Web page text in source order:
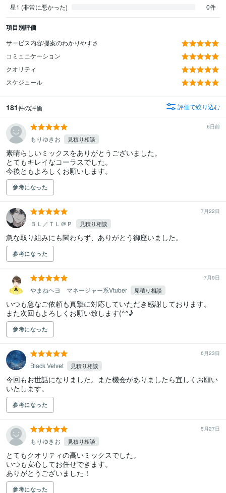
星1 (非常に悪かった)
0件
項目別評価
サービス内容/提案のわかりやすさ
コミュニケーション
クオリティ
スケジュール
181件の評価 評価で絞り込む
6日前
もりゆきお 見積り相談
素晴らしいミックスをありがとうございました。
とてもキレイなコーラスでした。
今後ともよろしくお願いします。
参考になった
7月22日
ＢＬ／ＴＬ＠Ｐ 見積り相談
急な取り組みにも関わらず、ありがとう御座いました。
参考になった
7月9日
やまねヘヨ マネージャー系Vtuber 見積り相談
いつも急なご依頼も真摯に対応していただき感謝しております。
また次回もよろしくお願い致します(^^♪
参考になった
6月23日
Black Velvet 見積り相談
今回もお世話になりました。また機会がありましたら宜しくお願い
いたします。
参考になった
5月27日
もりゆきお 見積り相談
とてもクオリティの高いミックスでした。
いつも安心してお任せできます。
参考になった